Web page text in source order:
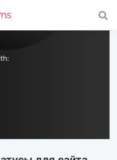
with a fast and